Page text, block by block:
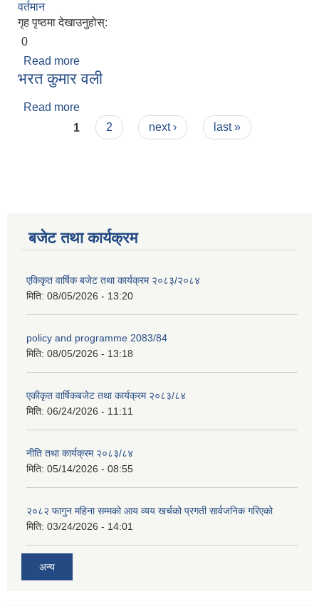
वर्तमान
गृह पृष्ठमा देखाउनुहोस्:
0
Read more
भरत कुमार वली
Read more
Pages
1 2 next › last »
बजेट तथा कार्यक्रम
एकिकृत वार्षिक बजेट तथा कार्यक्रम २०८३/२०८४
मिति: 08/05/2026 - 13:20
policy and programme 2083/84
मिति: 08/05/2026 - 13:18
एकीकृत वार्षिकबजेट तथा कार्यक्रम २०८३/८४
मिति: 06/24/2026 - 11:11
नीति तथा कार्यक्रम २०८३/८४
मिति: 05/14/2026 - 08:55
२०८२ फागुन महिना सम्मको आय व्यय खर्चको प्रगती सार्वजनिक गरिएको
मिति: 03/24/2026 - 14:01
अन्य